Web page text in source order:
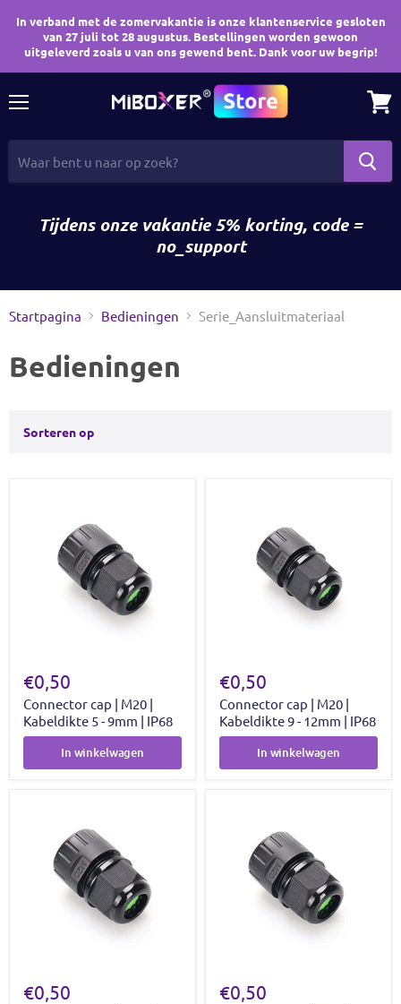
In verband met de zomervakantie is onze klantenservice gesloten
van 27 juli tot 28 augustus. Bestellingen worden gewoon
uitgeleverd zoals u van ons gewend bent. Dank voor uw begrip!
Tijdens onze vakantie 5% korting, code =
no_support
Startpagina Bedieningen Serie_Aansluitmateriaal
Bedieningen
Sorteren op
€0,50
Connector cap | M20 |
Kabeldikte 5 - 9mm | IP68
In winkelwagen
€0,50
Connector cap | M20 |
Kabeldikte 9 - 12mm | IP68
In winkelwagen
€0,50 €0,50